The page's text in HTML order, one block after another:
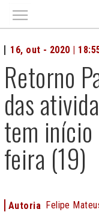
Main menu
Retorno
das
tem início
feira (19)
16, out - 2020 |
Autoria Felipe